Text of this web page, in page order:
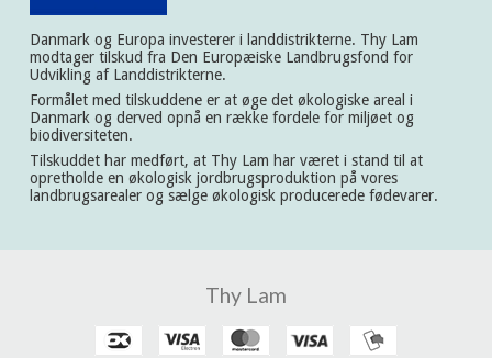
Danmark og Europa investerer i landdistrikterne. Thy Lam
modtager tilskud fra Den Europæiske Landbrugsfond for
Udvikling af Landdistrikterne.
Formålet med tilskuddene er at øge det økologiske areal i
Danmark og derved opnå en række fordele for miljøet og
biodiversiteten.
Tilskuddet har medført, at Thy Lam har været i stand til at
opretholde en økologisk jordbrugsproduktion på vores
landbrugsarealer og sælge økologisk producerede fødevarer.
Thy Lam